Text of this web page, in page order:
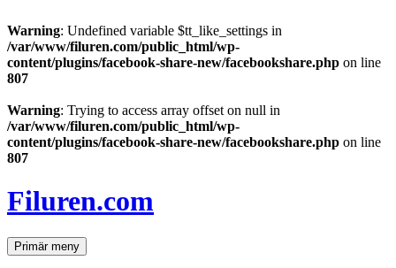
Warning: Undefined variable $tt_like_settings in
/var/www/filuren.com/public_html/wp-
content/plugins/facebook-share-new/facebookshare.php on line
807
Warning: Trying to access array offset on null in
/var/www/filuren.com/public_html/wp-
content/plugins/facebook-share-new/facebookshare.php on line
807
till
innehåll
Filuren.com
SökPrimär meny